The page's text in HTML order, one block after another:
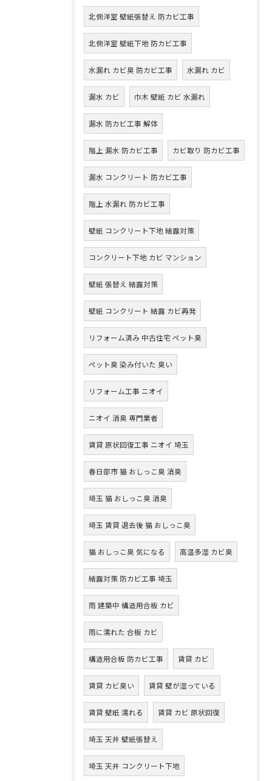
北側洋室 壁紙張替え 防カビ工事
北側洋室 壁紙下地 防カビ工事
水漏れ カビ臭 防カビ工事 水漏れ カビ
漏水 カビ 巾木 壁紙 カビ 水漏れ
漏水 防カビ工事 解体
階上 漏水 防カビ工事 カビ取り 防カビ工事
漏水 コンクリート 防カビ工事
階上 水漏れ 防カビ工事
壁紙 コンクリート下地 結露対策
コンクリート下地 カビ マンション
壁紙 張替え 結露対策
壁紙 コンクリート 結露 カビ再発
リフォーム済み 中古住宅 ペット臭
ペット臭 染み付いた 臭い
リフォーム工事 ニオイ
ニオイ 消臭 専門業者
賃貸 原状回復工事 ニオイ 埼玉
春日部市 猫 おしっこ臭 消臭
埼玉 猫 おしっこ臭 消臭
埼玉 賃貸 退去後 猫 おしっこ臭
猫 おしっこ臭 気になる 高温多湿 カビ臭
結露対策 防カビ工事 埼玉
雨 建築中 構造用合板 カビ
雨に濡れた 合板 カビ
構造用合板 防カビ工事 賃貸 カビ
賃貸 カビ臭い 賃貸 壁が湿っている
賃貸 壁紙 濡れる 賃貸 カビ 原状回復
埼玉 天井 壁紙張替え
埼玉 天井 コンクリート下地